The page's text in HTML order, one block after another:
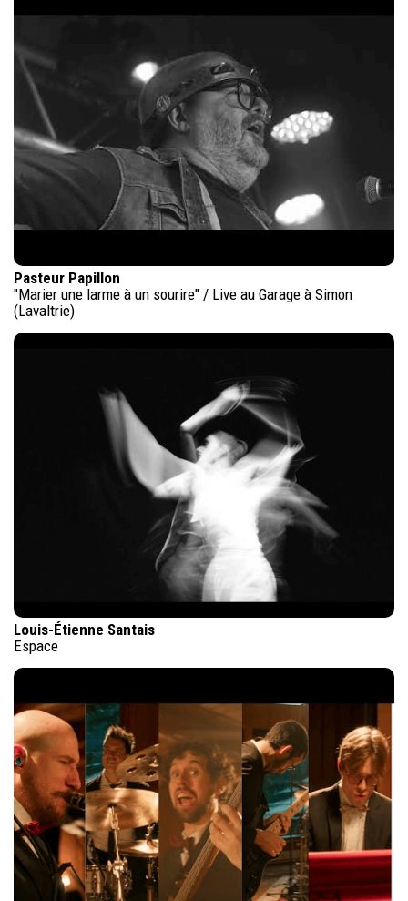
Pasteur Papillon
"Marier une larme à un sourire" / Live au Garage à Simon
(Lavaltrie)
Louis-Étienne Santais
Espace